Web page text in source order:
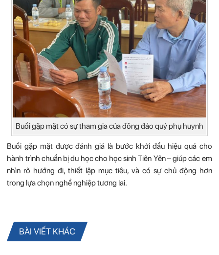
Buổi gặp mặt có sự tham gia của đông đảo quý phụ huynh
Buổi gặp mặt được đánh giá là bước khởi đầu hiệu quả cho
hành trình chuẩn bị du học cho học sinh Tiên Yên – giúp các em
nhìn rõ hướng đi, thiết lập mục tiêu, và có sự chủ động hơn
trong lựa chọn nghề nghiệp tương lai.
BÀI VIẾT KHÁC